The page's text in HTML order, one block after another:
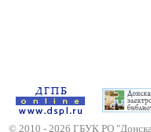
© 2010 - 2026 ГБУК РО